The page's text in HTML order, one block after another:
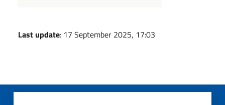
Last update: 17 September 2025, 17:03